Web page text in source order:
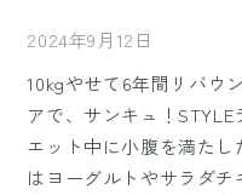
2024年9月12日
10kgやせて6年間リバウ
アで、サンキュ！
エット中に小腹を満た
はヨーグルトやサラダ